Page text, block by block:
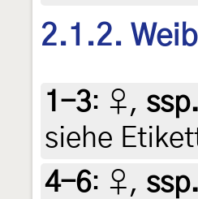
2.1.2.
1-3: ♀, ssp.
siehe
4-6: ♀, ssp.